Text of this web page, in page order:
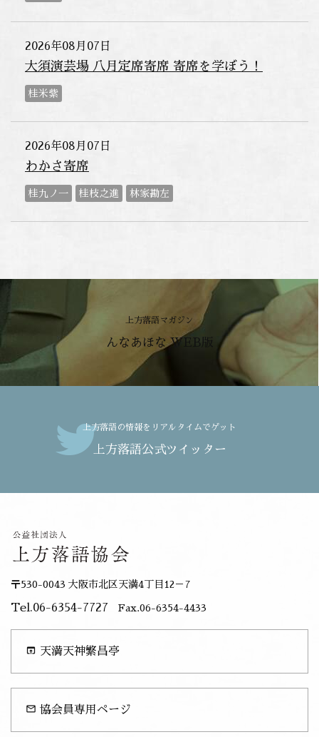
2026年08月07日
大須演芸場 八月定席寄席 寄席を学ぼう！
桂米紫
2026年08月07日
わかさ寄席
桂九ノ一 桂枝之進 林家勘左
上方落語マガジン
んなあほな WEB版
上方落語の情報をリアルタイムでゲット
上方落語公式ツイッター
〒530-0043 大阪市北区天満4丁目12－7
Tel.06-6354-7727 Fax.06-6354-4433
open_in_browser 天満天神繁昌亭
mail_outline 協会員専用ページ